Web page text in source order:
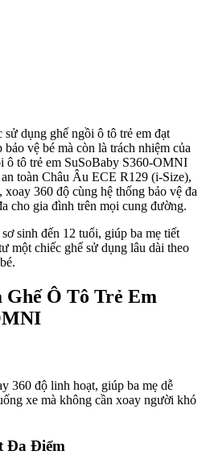
dụng ghế ngồi ô tô trẻ em đạt
vệ bé mà còn là trách nhiệm của
ô tô trẻ em SuSoBaby S360-OMNI
toàn Châu Âu ECE R129 (i-Size),
360 độ cùng hệ thống bảo vệ đa
cho gia đình trên mọi cung đường.
sinh đến 12 tuổi, giúp ba mẹ tiết
một chiếc ghế sử dụng lâu dài theo
Ô Tô Trẻ Em
360 độ linh hoạt, giúp ba mẹ dễ
xe mà không cần xoay người khó
Đa Điểm